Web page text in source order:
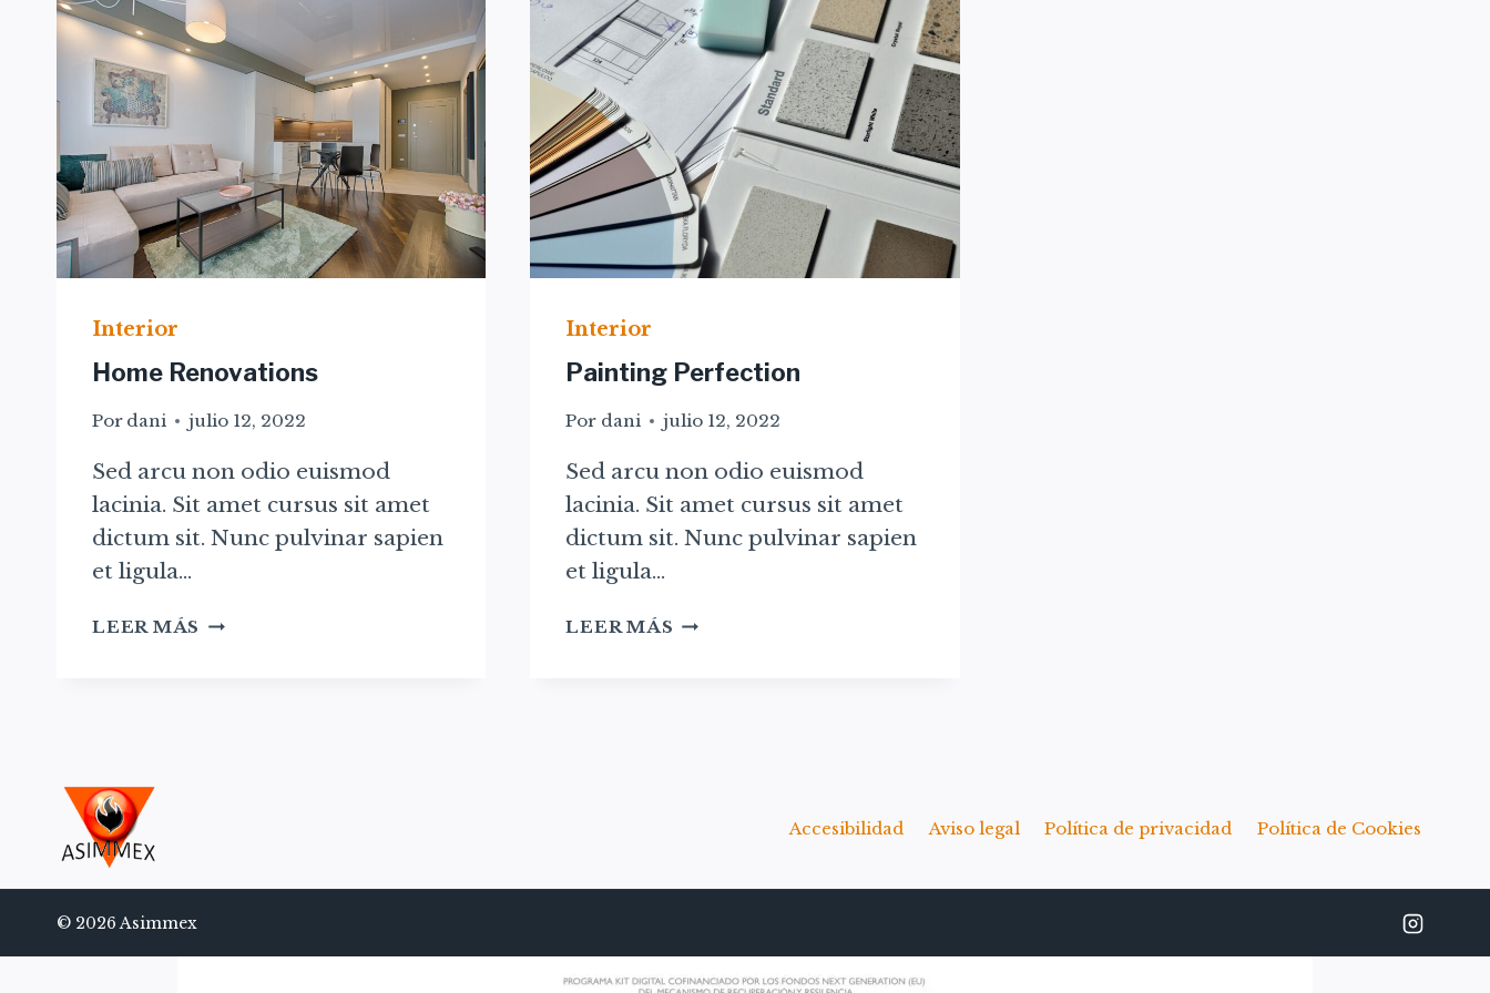
Interior
Home Renovations
Por dani julio 12, 2022
Sed arcu non odio euismod
lacinia. Sit amet cursus sit amet
dictum sit. Nunc pulvinar sapien
et ligula…
LEER MÁS HOME
Interior
Painting Perfection
Por dani julio 12, 2022
Sed arcu non odio euismod
lacinia. Sit amet cursus sit amet
dictum sit. Nunc pulvinar sapien
et ligula…
LEER MÁS PAINTING
Accesibilidad Aviso legal Política de privacidad Política de Cookies
© 2026 Asimmex